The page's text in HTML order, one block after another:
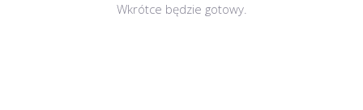
Wkrótce będzie gotowy.